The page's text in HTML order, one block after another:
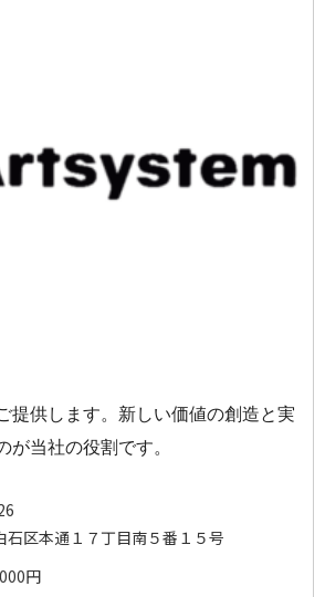
提供します。新しい価値の創造と実
当社の役割です。
石区本通１７丁目南５番１５号
円